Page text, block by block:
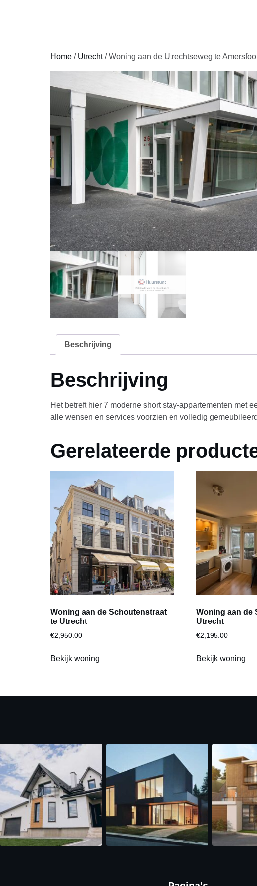
Home / Utrecht/ Woning aan de Utrechtseweg te
Beschrijving
Beschrijving
Het betreft hier 7 moderne short stay-appartementen met
alle wensen en services voorzien en volledig
Gerelateerde
Woning aan de Schoutenstraat
te Utrecht
€2,950.00
Bekijk woning
Woning aan de
Utrecht
€2,195.00
Bekijk woning